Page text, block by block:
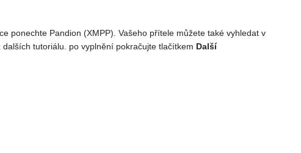
ponechte Pandion (XMPP). Vašeho přítele můžete také vyhledat v
tutoriálu. po vyplnění pokračujte tlačítkem Další